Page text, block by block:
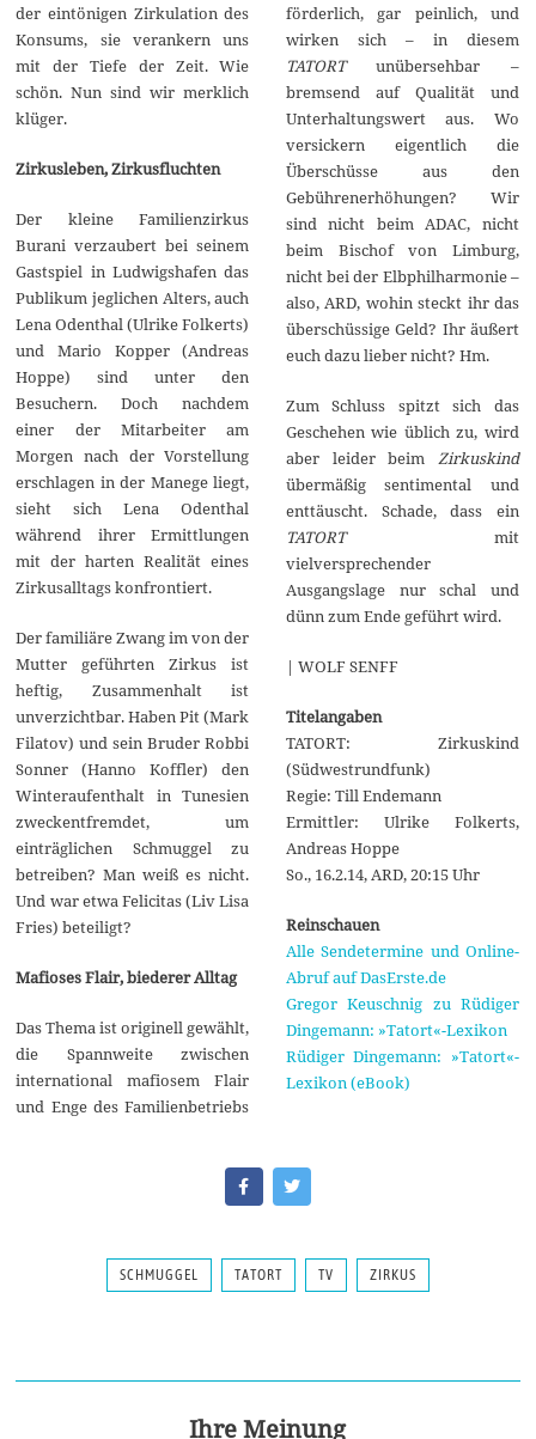
der eintönigen Zirkulation des
Konsums, sie verankern uns
mit der Tiefe der Zeit. Wie
schön. Nun sind wir merklich
klüger.
Zirkusleben, Zirkusfluchten
Der kleine Familienzirkus
Burani verzaubert bei seinem
Gastspiel in Ludwigshafen das
Publikum jeglichen Alters, auch
Lena Odenthal (Ulrike Folkerts)
und Mario Kopper (Andreas
Hoppe) sind unter den
Besuchern. Doch nachdem
einer der Mitarbeiter am
Morgen nach der Vorstellung
erschlagen in der Manege liegt,
sieht sich Lena Odenthal
während ihrer Ermittlungen
mit der harten Realität eines
Zirkusalltags konfrontiert.
Der familiäre Zwang im von der
Mutter geführten Zirkus ist
heftig, Zusammenhalt ist
unverzichtbar. Haben Pit (Mark
Filatov) und sein Bruder Robbi
Sonner (Hanno Koffler) den
Winteraufenthalt in Tunesien
zweckentfremdet, um
einträglichen Schmuggel zu
betreiben? Man weiß es nicht.
Und war etwa Felicitas (Liv Lisa
Fries) beteiligt?
Mafioses Flair, biederer Alltag
Das Thema ist originell gewählt,
die Spannweite zwischen
international mafiosem Flair
und Enge des Familienbetriebs
förderlich, gar peinlich, und
wirken sich – in diesem
TATORT unübersehbar –
bremsend auf Qualität und
Unterhaltungswert aus. Wo
versickern eigentlich die
Überschüsse aus den
Gebührenerhöhungen? Wir
sind nicht beim ADAC, nicht
beim Bischof von Limburg,
nicht bei der Elbphilharmonie –
also, ARD, wohin steckt ihr das
überschüssige Geld? Ihr äußert
euch dazu lieber nicht? Hm.
Zum Schluss spitzt sich das
Geschehen wie üblich zu, wird
aber leider beim Zirkuskind
übermäßig sentimental und
enttäuscht. Schade, dass ein
TATORT mit
vielversprechender
Ausgangslage nur schal und
dünn zum Ende geführt wird.
| WOLF SENFF
Titelangaben
TATORT: Zirkuskind
(Südwestrundfunk)
Regie: Till Endemann
Ermittler: Ulrike Folkerts,
Andreas Hoppe
So., 16.2.14, ARD, 20:15 Uhr
Reinschauen
Alle Sendetermine und Online-
Abruf auf DasErste.de
Gregor Keuschnig zu Rüdiger
Dingemann: »Tatort«-Lexikon
Rüdiger Dingemann: »Tatort«-
Lexikon (eBook)
SCHMUGGEL TATORT TV ZIRKUS
Ihre Meinung